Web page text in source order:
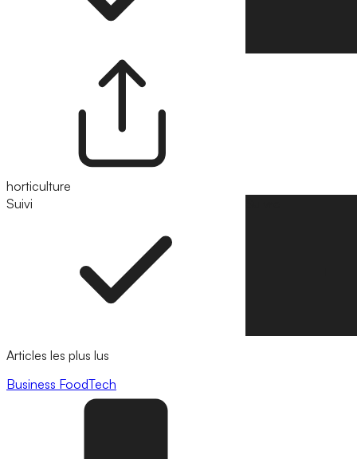
horticulture
Suivi
Articles les plus lus
Business FoodTech